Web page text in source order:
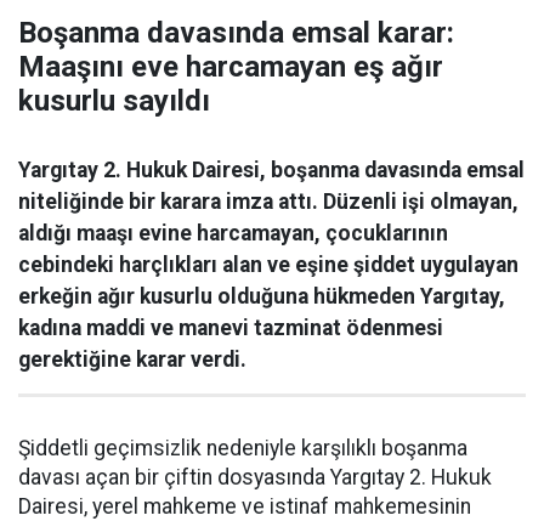
Boşanma davasında emsal karar:
Maaşını eve harcamayan eş ağır
kusurlu sayıldı
Yargıtay 2. Hukuk Dairesi, boşanma davasında emsal
niteliğinde bir karara imza attı. Düzenli işi olmayan,
aldığı maaşı evine harcamayan, çocuklarının
cebindeki harçlıkları alan ve eşine şiddet uygulayan
erkeğin ağır kusurlu olduğuna hükmeden Yargıtay,
kadına maddi ve manevi tazminat ödenmesi
gerektiğine karar verdi.
Şiddetli geçimsizlik nedeniyle karşılıklı boşanma
davası açan bir çiftin dosyasında Yargıtay 2. Hukuk
Dairesi, yerel mahkeme ve istinaf mahkemesinin